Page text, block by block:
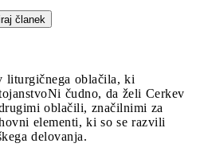
članek
liturgičnega oblačila, ki
Ni čudno, da želi Cerkev
oblačili, značilnimi za
elementi, ki so se razvili
delovanja.